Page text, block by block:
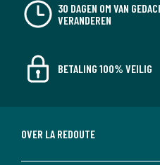
30 DAGEN OM VAN
VERANDEREN
BETALING 100% VEILIG
OVER LA REDOUTE